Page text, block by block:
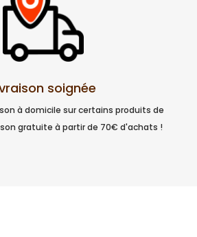
soignée
à domicile sur certains produits de
gratuite à partir de 70€ d'achats !